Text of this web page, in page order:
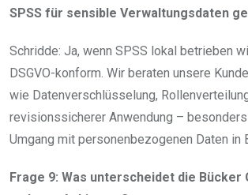
SPSS für sensible Verwaltungsdaten
Schridde: Ja, wenn SPSS lokal betrieben
DSGVO-konform. Wir beraten unsere
wie Datenverschlüsselung,
revisionssicherer Anwendung –
Umgang mit personenbezogenen Daten in
Frage 9: Was unterscheidet die Bücker